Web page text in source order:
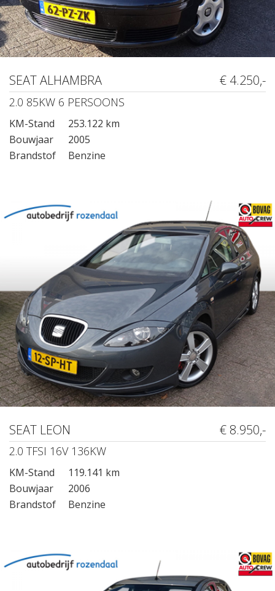
SEAT ALHAMBRA € 4.250,-
2.0 85KW 6 PERSOONS
KM-Stand
253.122 km
Bouwjaar
2005
Brandstof
Benzine
SEAT LEON € 8.950,-
2.0 TFSI 16V 136KW
KM-Stand
119.141 km
Bouwjaar
2006
Brandstof
Benzine